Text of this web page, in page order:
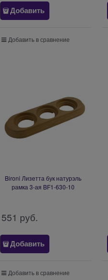
Добавить
Добавить в сравнение
Bironi Лизетта бук натурэль
рамка 3-ая BF1-630-10
551 руб.
Добавить
Добавить в сравнение